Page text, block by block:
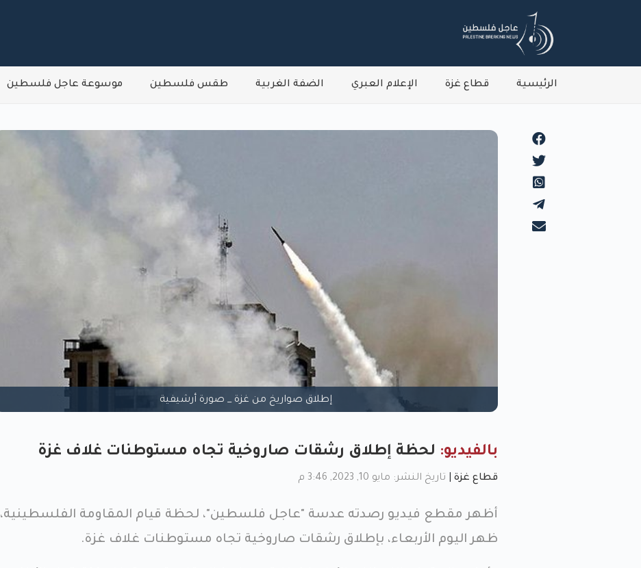
الرئيسية قطاع غزة الإعلام العبري الضفة الغربية طقس فلسطين موسوعة عاجل فلسطين
إطلاق صواريخ من غزة _ صورة أرشيفية
بالفيديو: لحظة إطلاق رشقات صاروخية تجاه مستوطنات غلاف غزة
قطاع غزة تاريخ النشر: مايو 10, 2023, 3:46 م
أظهر مقطع فيديو رصدته عدسة "عاجل فلسطين"، لحظة قيام المقاومة الفلسطينية،
ظهر اليوم الأربعاء، بإطلاق رشقات صاروخية تجاه مستوطنات غلاف غزة.